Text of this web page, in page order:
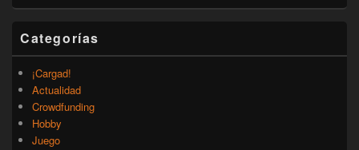
Categorías
¡Cargad!
Actualidad
Crowdfunding
Hobby
Juego